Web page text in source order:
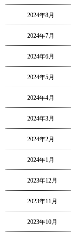
2024年8月
2024年7月
2024年6月
2024年5月
2024年4月
2024年3月
2024年2月
2024年1月
2023年12月
2023年11月
2023年10月